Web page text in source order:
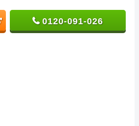
0120-091-026